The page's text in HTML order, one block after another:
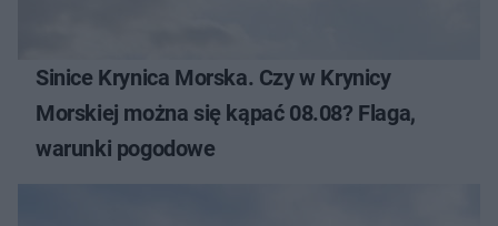
Sinice Krynica Morska. Czy w Krynicy
Morskiej można się kąpać 08.08? Flaga,
warunki pogodowe